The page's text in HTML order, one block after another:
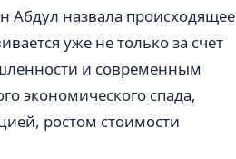
Абдул назвала происходящее
уже не только за счет
и современным
экономического спада,
ростом стоимости